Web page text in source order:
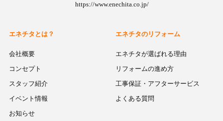
https://www.enechita.co.jp/
エネチタとは？
会社概要
コンセプト
スタッフ紹介
イベント情報
お知らせ
エネチタのリフォーム
エネチタが選ばれる理由
リフォームの進め方
工事保証・アフターサービス
よくある質問